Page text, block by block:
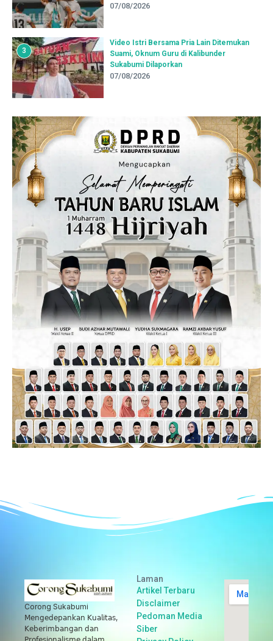
07/08/2026
3
Video Istri Bersama Pria Lain Ditemukan
Suami, Oknum Guru di Kalibunder
Sukabumi Dilaporkan
07/08/2026
Corong Sukabumi
𝖬𝖾𝗇𝗀𝖾𝖽𝖾𝗉𝖺𝗇𝗄𝖺𝗇 𝖪𝗎𝖺𝗅𝗂𝗍𝖺𝗌,
𝖪𝖾𝖻𝖾𝗋𝗂𝗆𝖻𝖺𝗇𝗀𝖺𝗇 𝖽𝖺𝗇
Laman
Artikel Terbaru
Disclaimer
Pedoman Media
Siber